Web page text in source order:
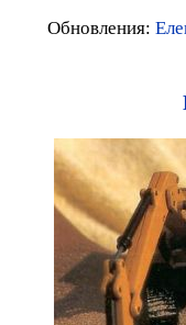
Обновления: